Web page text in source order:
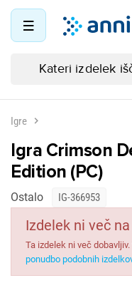
Igre
Igra Crimson
Edition (PC)
Ostalo IG-366953
Izdelek ni več
Ta izdelek ni več
ponudbo podobnih